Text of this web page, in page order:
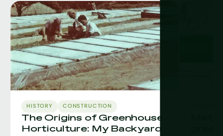
HISTORY CONSTRUCTION
The Origins of Greenhouse
Horticulture: My Backyard